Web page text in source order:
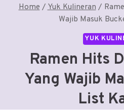
Home / Yuk Kulineran /
Wajib Masuk
YUK
Ramen Hits
Yang Wajib
List